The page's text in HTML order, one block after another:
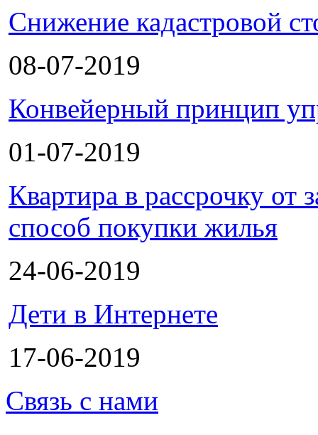
Снижение кадастровой
08-07-2019
Конвейерный принцип
01-07-2019
Квартира в рассрочку
способ покупки жилья
24-06-2019
Дети в Интернете
17-06-2019
Связь с нами